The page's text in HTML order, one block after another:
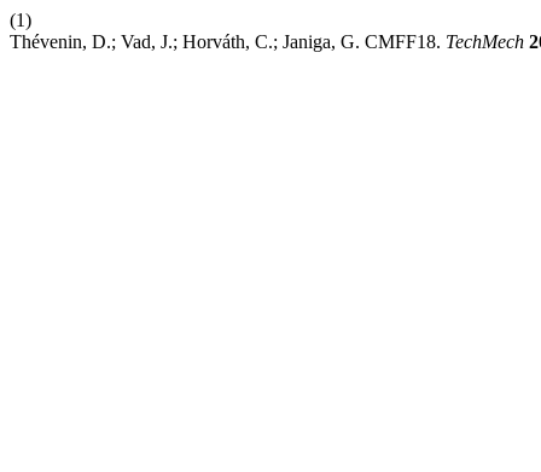
(1)
Thévenin, D.; Vad, J.; Horváth, C.; Janiga, G. CMFF18. TechMech